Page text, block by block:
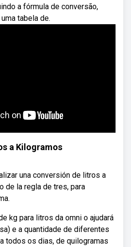
a fórmula de conversão,
tabela de.
a Kilogramos
una conversión de litros a
de la regla de tres, para
kg para litros da omni o ajudará
e a quantidade de diferentes
todos os dias, de quilogramas